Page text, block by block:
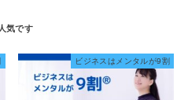
ビジネスはメンタルが9割